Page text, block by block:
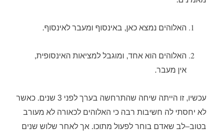
האלוהים נמצא כאן, באינסוף ומעבר לאינסוף.
האלוהים הוא אחד, ומוגבל למציאות האינסופית,
אין מעבר.
עכשיו, זו הייתה שיחה שהתרחשה בערך לפני 3 שנים. כאשר
לא יחסתי לה חשיבות רבה כי האלוהים לכאורה לא מעורב
בטוב–לב שאדם בוחר לפעול מתוכו. אך לאחר שלוש שנים